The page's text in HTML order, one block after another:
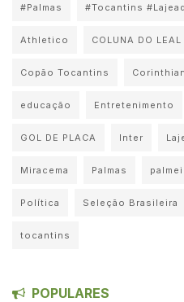
#Palmas #Tocantins
Athletico COLUNA DO LEAL
Copão Tocantins
educação Entretenimento
GOL DE PLACA Inter
Miracema Palmas
Política Seleção Brasileira
tocantins
POPULARES